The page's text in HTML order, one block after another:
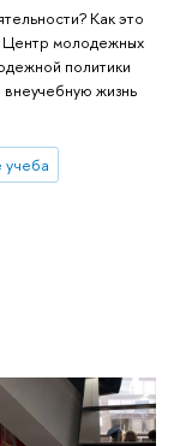
Как это
Центр молодежных
политики
жизнь
учеба